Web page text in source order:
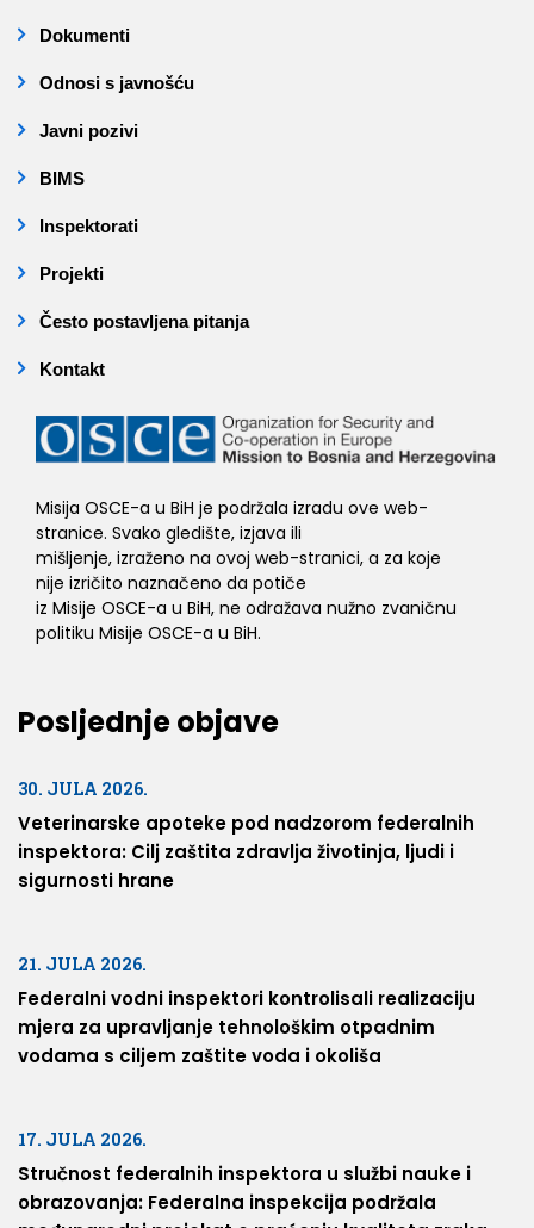
Dokumenti
Odnosi s javnošću
Javni pozivi
BIMS
Inspektorati
Projekti
Često postavljena pitanja
Kontakt
Misija OSCE-a u BiH je podržala izradu ove web-
stranice. Svako gledište, izjava ili
mišljenje, izraženo na ovoj web-stranici, a za koje
nije izričito naznačeno da potiče
iz Misije OSCE-a u BiH, ne odražava nužno zvaničnu
politiku Misije OSCE-a u BiH.
Posljednje objave
30. JULA 2026.
Veterinarske apoteke pod nadzorom federalnih
inspektora: Cilj zaštita zdravlja životinja, ljudi i
sigurnosti hrane
21. JULA 2026.
Federalni vodni inspektori kontrolisali realizaciju
mjera za upravljanje tehnološkim otpadnim
vodama s ciljem zaštite voda i okoliša
17. JULA 2026.
Stručnost federalnih inspektora u službi nauke i
obrazovanja: Federalna inspekcija podržala